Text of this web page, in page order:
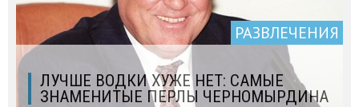
РАЗВЛЕЧЕНИЯ
ЛУЧШЕ ВОДКИ ХУЖЕ НЕТ: САМЫЕ
ЗНАМЕНИТЫЕ ПЕРЛЫ ЧЕРНОМЫРДИНА